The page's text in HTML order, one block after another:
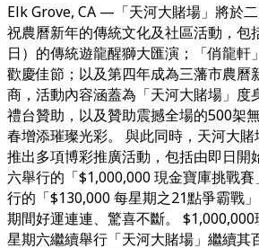
Elk Grove, CA —「天河大賭場」將於
祝農曆新年的傳統文化及社區活動，包
日）的傳統遊龍醒獅大匯演；「俏龍軒
歡慶佳節；以及第四年成為三藩市農曆
商，活動內容涵蓋為「天河大賭場」度
禮台贊助，以及贊助震撼全場的500架
春增添璀璨光彩。 與此同時，天河大
推出多項博彩推廣活動，包括由即日開
六舉行的「$1,000,000 現金寶庫挑戰
行的「$130,000 每星期之21點爭霸戰
期間好運連連、驚喜不斷。
星期六繼續舉行「天河大賭場」繼續其